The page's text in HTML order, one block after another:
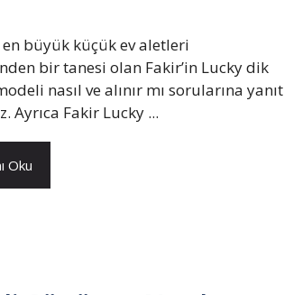
en büyük küçük ev aletleri
bir tanesi olan Fakir’in Lucky dik
nasıl ve alınır mı sorularına yanıt
Ayrıca Fakir Lucky ...
Oku